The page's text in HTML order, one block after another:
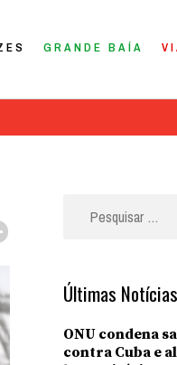
GRANDE BAÍA
Últimas Notícias
ONU condena
contra Cuba e